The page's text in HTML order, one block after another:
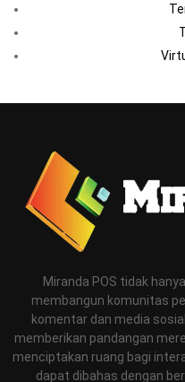
Miranda POS tidak
membangun komunitas
komentar dan media
memberikan pandangan
menciptakan ruang bagi
dapat dibahas dengan